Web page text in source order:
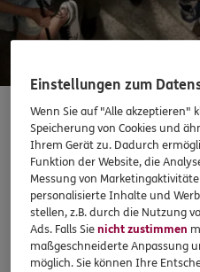
Sehen Sie auf einen Blick
dem ERGO
Schaden oder
Bequem
Private
Gegen dumm gelaufen hilft
sind Sie vor den finanziellen
Missgeschicke geschützt.
Einstellungen zum
Wenn Sie auf "Alle akzeptieren"
Speicherung von Cookies und
Ihrem Gerät zu. Dadurch
Funktion der Website, die
Messung von
personalisierte Inhalte und
stellen, z.B. durch die Nutzung
Ads. Falls Sienicht zustimmen
maßgeschneiderte Anpassung
möglich. Sie können Ihre